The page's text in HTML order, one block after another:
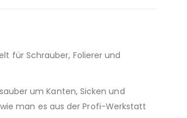
für Schrauber, Folierer und
um Kanten, Sicken und
man es aus der Profi-Werkstatt